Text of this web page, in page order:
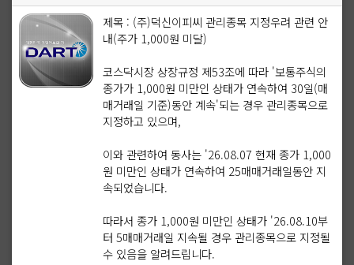
제목 : (주)덕신이피씨 관리종목 지정우려 관련 안
내(주가 1,000원 미달)
코스닥시장 상장규정 제53조에 따라 '보통주식의
종가가 1,000원 미만인 상태가 연속하여 30일(매
매거래일 기준)동안 계속'되는 경우 관리종목으로
지정하고 있으며,
이와 관련하여 동사는 '26.08.07 현재 종가 1,000
원 미만인 상태가 연속하여 25매매거래일동안 지
속되었습니다.
따라서 종가 1,000원 미만인 상태가 '26.08.10부
터 5매매거래일 지속될 경우 관리종목으로 지정될
수 있음을 알려드립니다.